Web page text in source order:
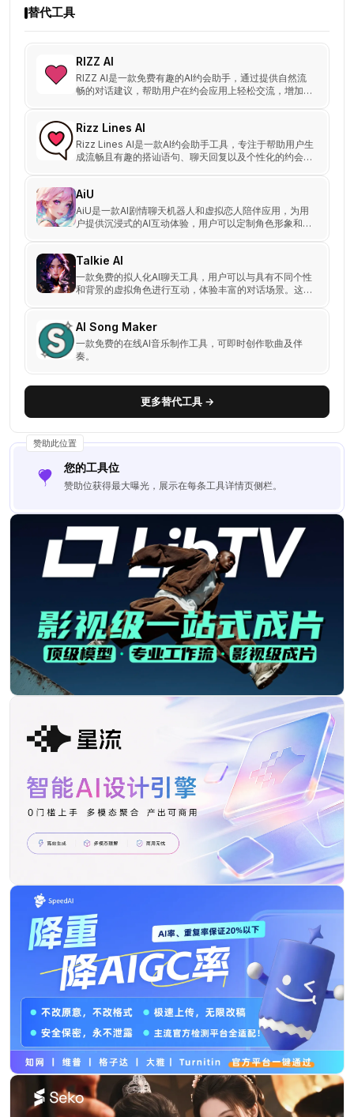
替代工具
RIZZ AI
RIZZ AI是一款免费有趣的AI约会助手，通过提供自然流
畅的对话建议，帮助用户在约会应用上轻松交流，增加回
Rizz Lines AI
Rizz Lines AI是一款AI约会助手工具，专注于帮助用户生
成流畅且有趣的搭讪语句、聊天回复以及个性化的约会内
AiU
AiU是一款AI剧情聊天机器人和虚拟恋人陪伴应用，为用
户提供沉浸式的AI互动体验，用户可以定制角色形象和性
Talkie AI
一款免费的拟人化AI聊天工具，用户可以与具有不同个性
和背景的虚拟角色进行互动，体验丰富的对话场景。这些
AI Song Maker
一款免费的在线AI音乐制作工具，可即时创作歌曲及伴
奏。
更多替代工具 →
赞助此位置
您的工具位
赞助位获得最大曝光，展示在每条工具详情页侧栏。